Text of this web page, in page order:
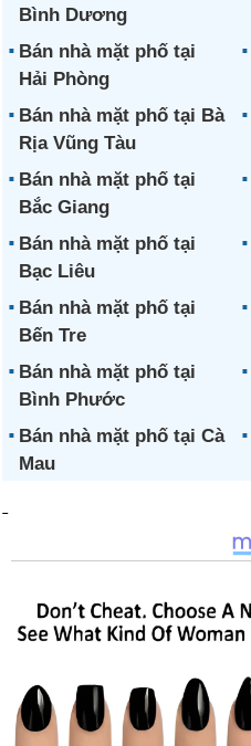
Bình Dương
Bán nhà mặt phố tại
Hải Phòng
Bán nhà mặt phố tại Bà
Rịa Vũng Tàu
Bán nhà mặt phố tại
Bắc Giang
Bán nhà mặt phố tại
Bạc Liêu
Bán nhà mặt phố tại
Bến Tre
Bán nhà mặt phố tại
Bình Phước
Bán nhà mặt phố tại Cà
Mau